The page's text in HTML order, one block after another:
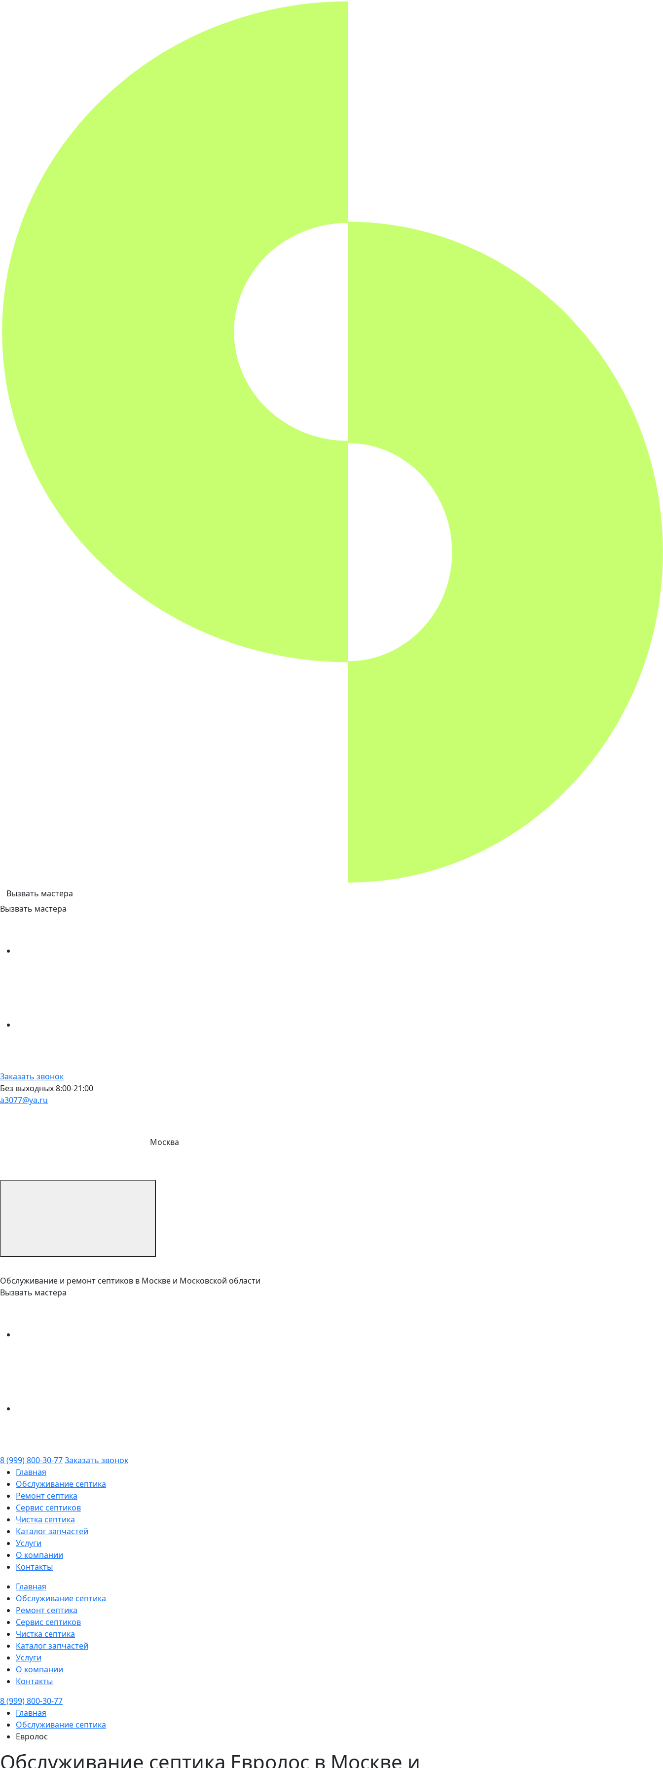
Вызвать мастера
Вызвать мастера
Заказать звонок
Без выходных 8:00-21:00
a3077@ya.ru
Москва
Обслуживание и ремонт септиков в Москве и Московской области
Вызвать мастера
8 (999) 800-30-77Заказать звонок
Главная
Обслуживание септика
Ремонт септика
Сервис септиков
Чистка септика
Каталог запчастей
Услуги
О компании
Контакты
Главная
Обслуживание септика
Ремонт септика
Сервис септиков
Чистка септика
Каталог запчастей
Услуги
О компании
Контакты
8 (999) 800-30-77
Главная
Обслуживание септика
Евролос
Обслуживание септика Евролос в Москве и